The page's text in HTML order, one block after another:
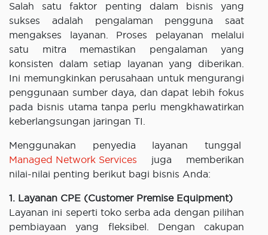
Salah satu faktor penting dalam bisnis yang
sukses adalah pengalaman pengguna saat
mengakses layanan. Proses pelayanan melalui
satu mitra memastikan pengalaman yang
konsisten dalam setiap layanan yang diberikan.
Ini memungkinkan perusahaan untuk mengurangi
penggunaan sumber daya, dan dapat lebih fokus
pada bisnis utama tanpa perlu mengkhawatirkan
keberlangsungan jaringan TI.
Menggunakan penyedia layanan tunggal
Managed Network Services juga memberikan
nilai-nilai penting berikut bagi bisnis Anda:
1. Layanan CPE (Customer Premise Equipment)
Layanan ini seperti toko serba ada dengan pilihan
pembiayaan yang fleksibel. Dengan cakupan